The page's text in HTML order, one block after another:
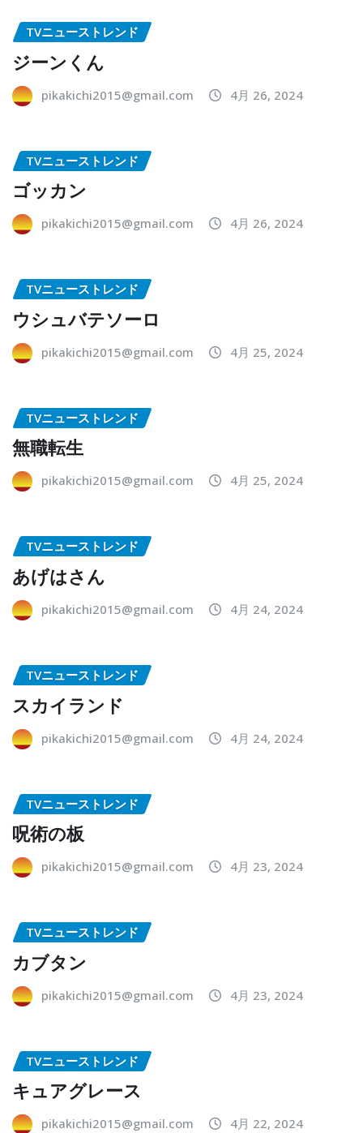
TVニューストレンド
ジーンくん
pikakichi2015@gmail.com 4月 26, 2024
TVニューストレンド
ゴッカン
pikakichi2015@gmail.com 4月 26, 2024
TVニューストレンド
ウシュバテソーロ
pikakichi2015@gmail.com 4月 25, 2024
TVニューストレンド
無職転生
pikakichi2015@gmail.com 4月 25, 2024
TVニューストレンド
あげはさん
pikakichi2015@gmail.com 4月 24, 2024
TVニューストレンド
スカイランド
pikakichi2015@gmail.com 4月 24, 2024
TVニューストレンド
呪術の板
pikakichi2015@gmail.com 4月 23, 2024
TVニューストレンド
カブタン
pikakichi2015@gmail.com 4月 23, 2024
TVニューストレンド
キュアグレース
pikakichi2015@gmail.com 4月 22, 2024